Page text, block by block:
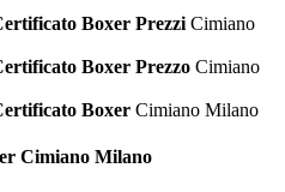
Boxer Prezzi Cimiano
Boxer Prezzo Cimiano
Boxer Cimiano Milano
Cimiano Milano